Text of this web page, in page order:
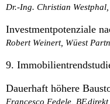
Dr.-Ing. Christian
Investmentpotenziale
Robert Weinert, Wüest
9.
Dauerhaft höhere
Francesco Fedele, BF.direkt